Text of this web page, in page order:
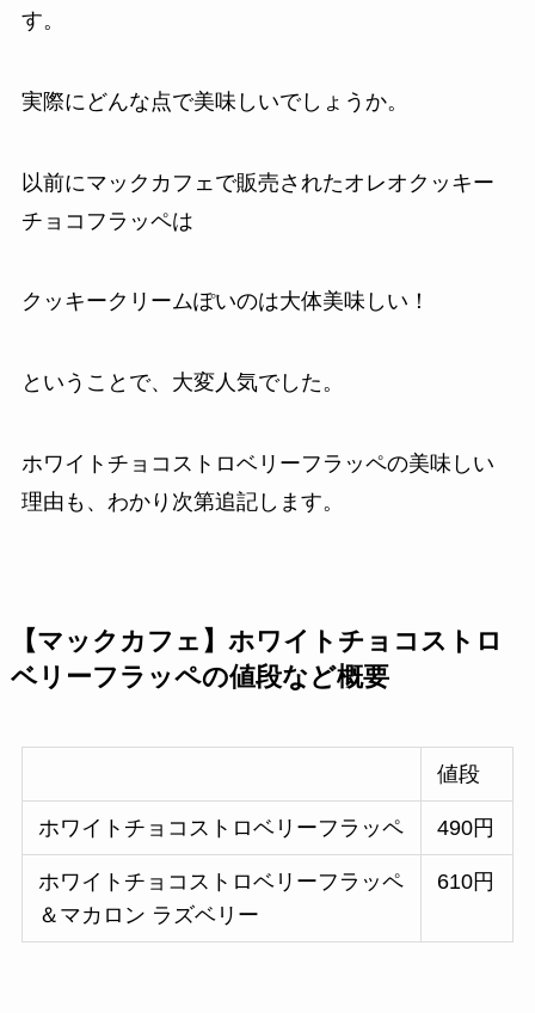
す。
実際にどんな点で美味しいでしょうか。
以前にマックカフェで販売されたオレオクッキー
チョコフラッペは
クッキークリームぽいのは大体美味しい！
ということで、大変人気でした。
ホワイトチョコストロベリーフラッペの美味しい
理由も、わかり次第追記します。
【マックカフェ】ホワイトチョコストロ
ベリーフラッペの値段など概要
値段
ホワイトチョコストロベリーフラッペ 490円
ホワイトチョコストロベリーフラッペ
＆マカロン ラズベリー
610円